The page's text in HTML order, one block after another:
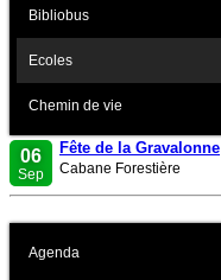
Bibliobus
Ecoles
Chemin de vie
06
Sep
Fête de la Gravalonne
Cabane Forestière
Agenda